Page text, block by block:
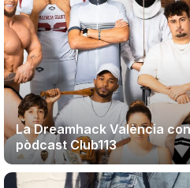
La Dreamhack València
pòdcast Club113